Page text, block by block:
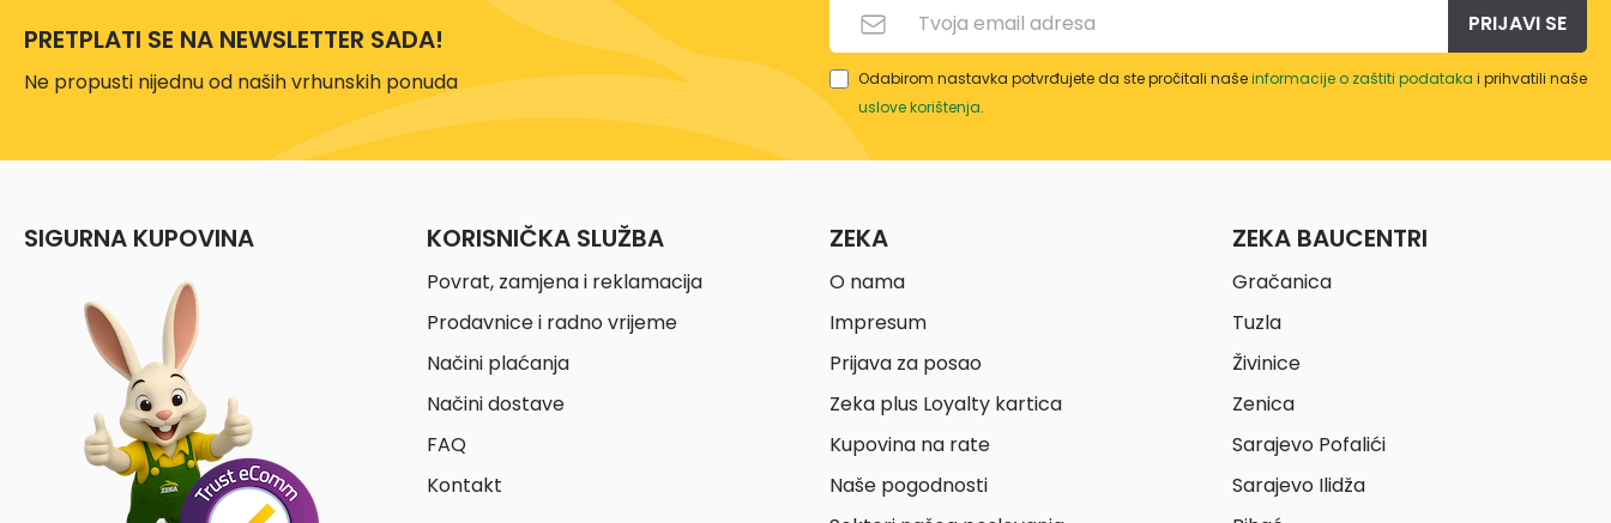
PRETPLATI SE NA NEWSLETTER SADA!
Ne propusti nijednu od naših vrhunskih ponuda
PRIJAVI SE
Odabirom nastavka potvrđujete da ste pročitali našeinformacije o zaštiti podataka i prihvatili naše
uslove korištenja.
SIGURNA KUPOVINA KORISNIČKA SLUŽBA
Povrat, zamjena i reklamacija
Prodavnice i radno vrijeme
Načini plaćanja
Načini dostave
FAQ
Kontakt
ZEKA
O nama
Impresum
Prijava za posao
Zeka plus Loyalty kartica
Kupovina na rate
Naše pogodnosti
ZEKA BAUCENTRI
Gračanica
Tuzla
Živinice
Zenica
Sarajevo Pofalići
Sarajevo Ilidža